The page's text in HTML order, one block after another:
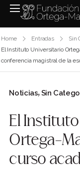
Home Entradas Sin
El Instituto Universitario
conferencia magistral de la
Noticias, Sin
El
Ortega-
curso